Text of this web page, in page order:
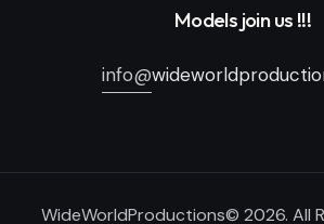
Models join us !!!
info@
WideWorldProductions© 2026. All